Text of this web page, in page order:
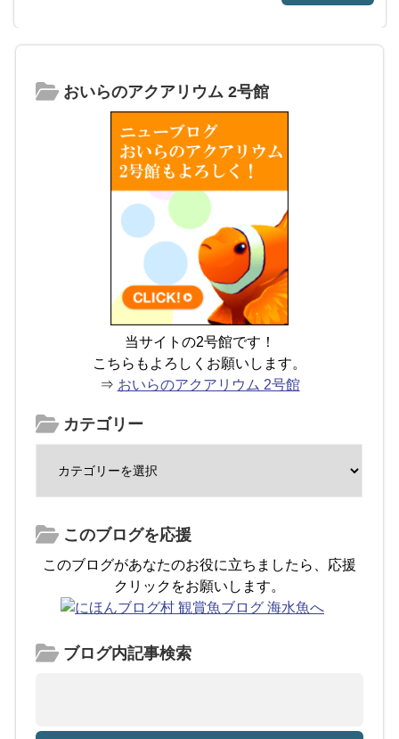
おいらのアクアリウム 2号館
当サイトの2号館です！
こちらもよろしくお願いします。
⇒ おいらのアクアリウム 2号館
カテゴリー
このブログを応援
このブログがあなたのお役に立ちましたら、応援
クリックをお願いします。
ブログ内記事検索